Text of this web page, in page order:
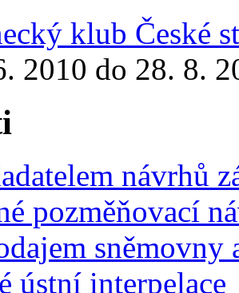
klub České
2010 do 28. 8.
návrhů
pozměňovací
ústní interpelace